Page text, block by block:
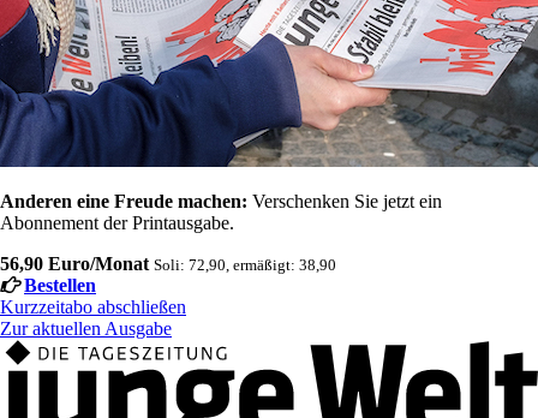
Anderen eine Freude machen: Verschenken Sie jetzt ein
Abonnement der Printausgabe.
56,90 Euro/Monat Soli: 72,90, ermäßigt: 38,90
Bestellen
Kurzzeitabo abschließen
Zur aktuellen Ausgabe